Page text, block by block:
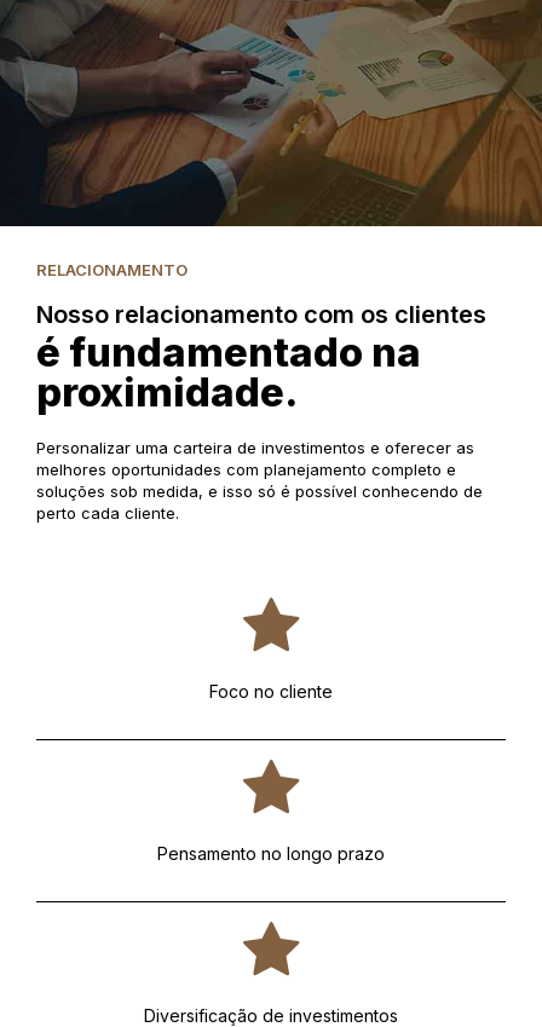
RELACIONAMENTO
Nosso relacionamento com os clientes
é fundamentado na
proximidade.
Personalizar uma carteira de investimentos e oferecer as
melhores oportunidades com planejamento completo e
soluções sob medida, e isso só é possível conhecendo de
perto cada cliente.
Foco no cliente
Pensamento no longo prazo
Diversificação de investimentos